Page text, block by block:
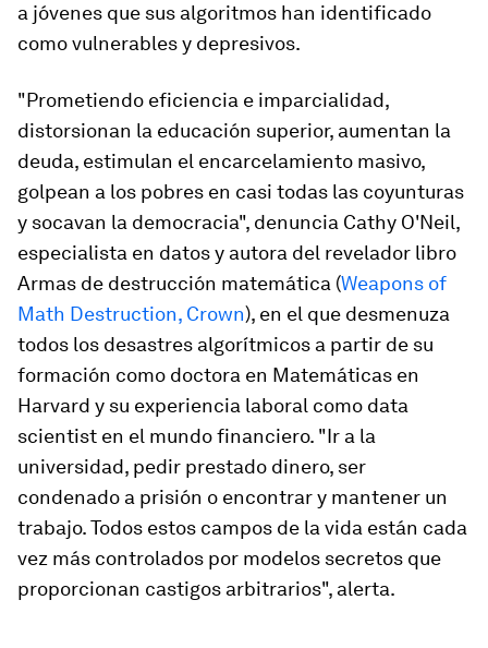
a jóvenes que sus algoritmos han identificado
como vulnerables y depresivos.
"Prometiendo eficiencia e imparcialidad,
distorsionan la educación superior, aumentan la
deuda, estimulan el encarcelamiento masivo,
golpean a los pobres en casi todas las coyunturas
y socavan la democracia", denuncia Cathy O'Neil,
especialista en datos y autora del revelador libro
Armas de destrucción matemática (Weapons of
Math Destruction, Crown), en el que desmenuza
todos los desastres algorítmicos a partir de su
formación como doctora en Matemáticas en
Harvard y su experiencia laboral como data
scientist en el mundo financiero. "Ir a la
universidad, pedir prestado dinero, ser
condenado a prisión o encontrar y mantener un
trabajo. Todos estos campos de la vida están cada
vez más controlados por modelos secretos que
proporcionan castigos arbitrarios", alerta.